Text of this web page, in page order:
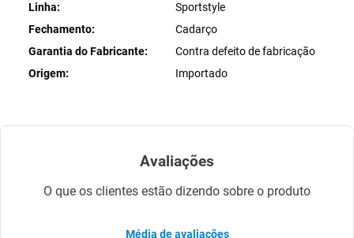
Linha
Sportstyle
Fechamento
Cadarço
Garantia do Fabricante
Contra defeito de fabricação
Origem
Importado
Avaliações
O que os clientes estão dizendo sobre o produto
Média de avaliações